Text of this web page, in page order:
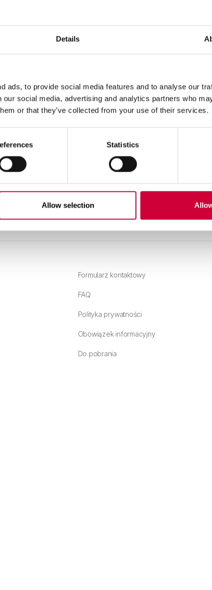
Details
ads, to provide social media features and to analyse our
social media, advertising and analytics partners who
or that they’ve collected from your use of their services.
Statistics
Allow selection
o obniżonym śladzie węglowym:
po system
Formularz kontaktowy
FAQ
Polityka prywatności
Obowiązek informacyjny
Do pobrania